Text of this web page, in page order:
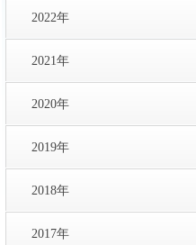
2022年
2021年
2020年
2019年
2018年
2017年